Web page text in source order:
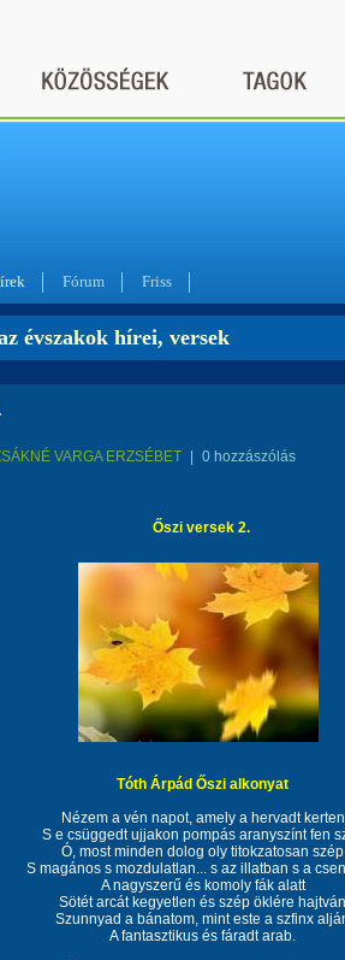
Fórum Friss
évszakok hírei, versek
VARGA ERZSÉBET 0 hozzászólás
Őszi versek 2.
Tóth Árpád Őszi alkonyat
Nézem a vén napot, amely a hervadt kerten
S e csüggedt ujjakon pompás aranyszínt fen
Ó, most minden dolog oly titokzatosan szép
S magános s mozdulatlan... s az illatban s a
A nagyszerű és komoly fák alatt
Sötét arcát kegyetlen és szép öklére hajtván
Szunnyad a bánatom, mint este a szfinx
A fantasztikus és fáradt arab.